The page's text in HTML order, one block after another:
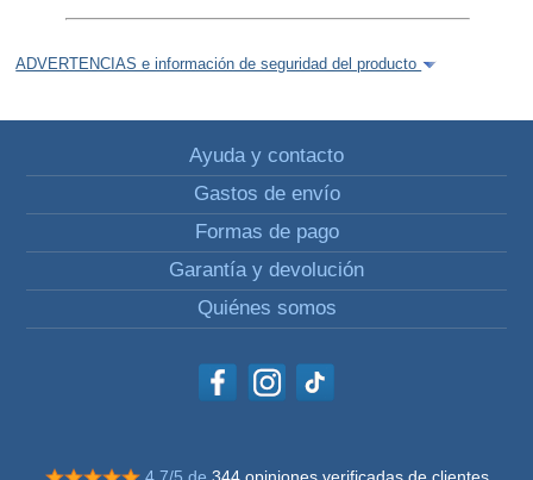
ADVERTENCIAS e información de seguridad del producto
Ayuda y contacto
Gastos de envío
Formas de pago
Garantía y devolución
Quiénes somos